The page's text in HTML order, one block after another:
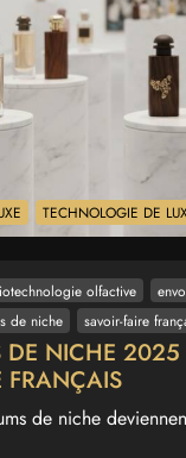
TECHNOLOGIE DE
olfactive
de niche savoir-faire
DE NICHE
FRANÇAIS
de niche